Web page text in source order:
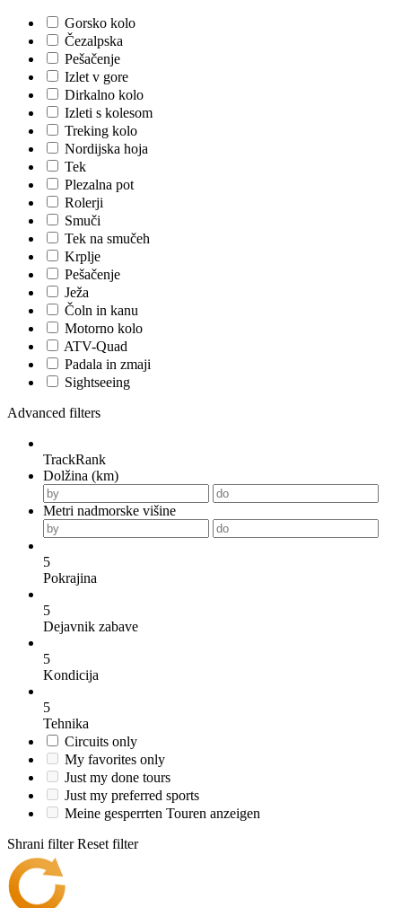
Gorsko kolo
Čezalpska
Pešačenje
Izlet v gore
Dirkalno kolo
Izleti s kolesom
Treking kolo
Nordijska hoja
Tek
Plezalna pot
Rolerji
Smuči
Tek na smučeh
Krplje
Pešačenje
Ježa
Čoln in kanu
Motorno kolo
ATV-Quad
Padala in zmaji
Sightseeing
Advanced filters
TrackRank
Dolžina (km)
Metri nadmorske višine
5
Pokrajina
5
Dejavnik zabave
5
Kondicija
5
Tehnika
Circuits only
My favorites only
Just my done tours
Just my preferred sports
Meine gesperrten Touren anzeigen
Shrani filter Reset filter